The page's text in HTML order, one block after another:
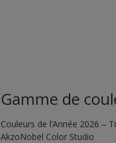
Gamme de
Couleurs de l’Année 2026 –
AkzoNobel Color Studio